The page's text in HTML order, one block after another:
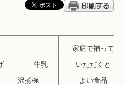
揚げ 牛乳
煮椀
家庭で補って
いただくと
よい食品